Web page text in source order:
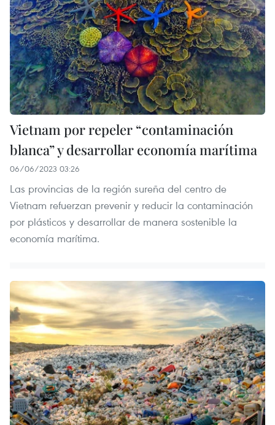
Vietnam por repeler “contaminación
blanca” y desarrollar economía marítima
06/06/2023 03:26
Las provincias de la región sureña del centro de
Vietnam refuerzan prevenir y reducir la contaminación
por plásticos y desarrollar de manera sostenible la
economía marítima.